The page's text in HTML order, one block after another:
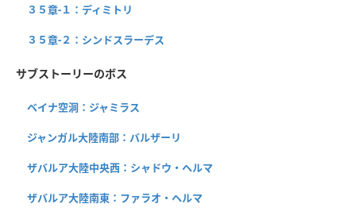
３５章-１：ディミトリ
３５章-２：シンドスラーデス
サブストーリーのボス
ベイナ空洞：ジャミラス
ジャンガル大陸南部：バルザーリ
ザバルア大陸中央西：シャドウ・ヘルマ
ザバルア大陸南東：ファラオ・ヘルマ